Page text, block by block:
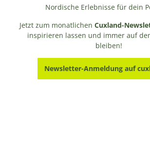
Nordische Erlebnisse für dein
Jetzt zum monatlichenCuxland-
inspirieren lassen und immer auf
bleiben!
Newsletter-Anmeldung auf